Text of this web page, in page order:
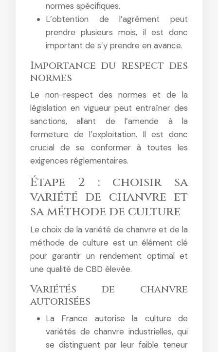
normes spécifiques.
L’obtention de l’agrément peut
prendre plusieurs mois, il est donc
important de s’y prendre en avance.
Importance du respect des
normes
Le non-respect des normes et de la
législation en vigueur peut entraîner des
sanctions, allant de l’amende à la
fermeture de l’exploitation. Il est donc
crucial de se conformer à toutes les
exigences réglementaires.
Étape 2 : choisir sa
variété de chanvre et
sa méthode de culture
Le choix de la variété de chanvre et de la
méthode de culture est un élément clé
pour garantir un rendement optimal et
une qualité de CBD élevée.
Variétés de chanvre
autorisées
La France autorise la culture de
variétés de chanvre industrielles, qui
se distinguent par leur faible teneur